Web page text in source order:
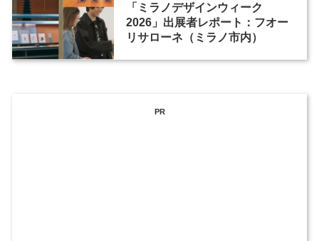
「ミラノデザインウィーク
2026」出展者レポート：フオー
リサローネ（ミラノ市内）
PR